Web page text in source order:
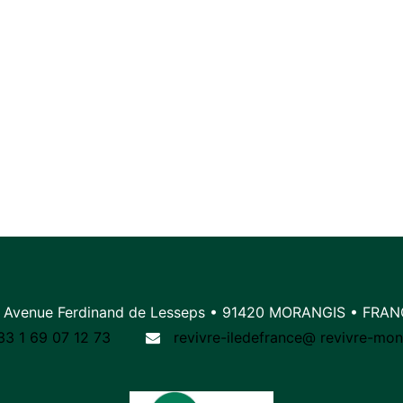
Avenue Ferdinand de Lesseps • 91420 MORANGIS •
1 69 07 12 73
revivre-iledefrance@ revivre-